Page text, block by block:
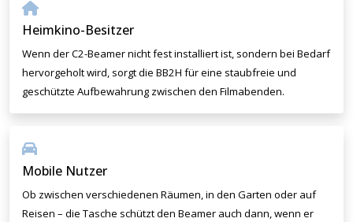
Heimkino-Besitzer
Wenn der C2-Beamer nicht fest installiert ist, sondern bei Bedarf
hervorgeholt wird, sorgt die BB2H für eine staubfreie und
geschützte Aufbewahrung zwischen den Filmabenden.
Mobile Nutzer
Ob zwischen verschiedenen Räumen, in den Garten oder auf
Reisen – die Tasche schützt den Beamer auch dann, wenn er